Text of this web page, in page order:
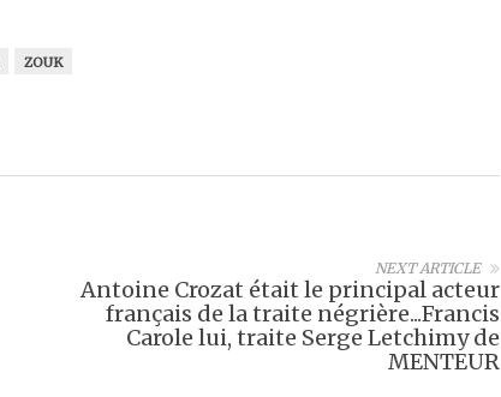
ZOUK
NEXT ARTICLE
Antoine Crozat était le principal acteur
français de la traite négrière...Francis
Carole lui, traite Serge Letchimy de
MENTEUR